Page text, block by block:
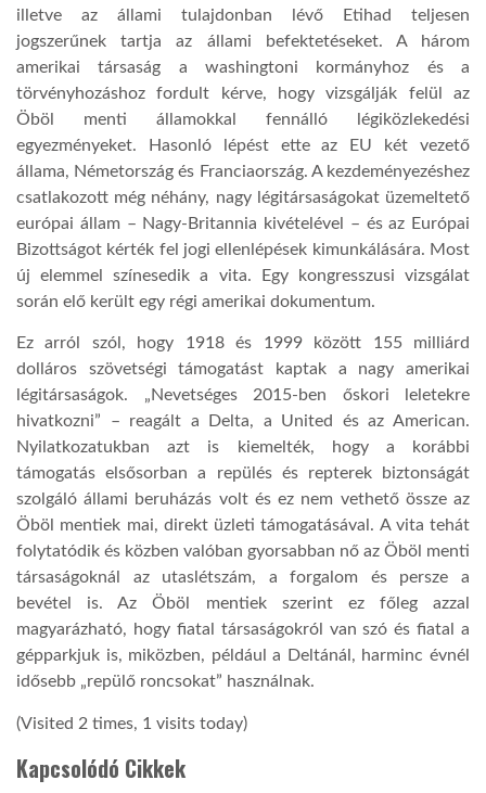
LINKTR.EE
GLOBOZSARU
DOBRAVERO.HU
LATIMO.HU
illetve az állami tulajdonban lévő Etihad teljesen
jogszerűnek tartja az állami befektetéseket. A három
amerikai társaság a washingtoni kormányhoz és a
törvényhozáshoz fordult kérve, hogy vizsgálják felül az
Öböl menti államokkal fennálló légiközlekedési
egyezményeket. Hasonló lépést ette az EU két vezető
állama, Németország és Franciaország. A kezdeményezéshez
csatlakozott még néhány, nagy légitársaságokat üzemeltető
európai állam – Nagy-Britannia kivételével – és az Európai
Bizottságot kérték fel jogi ellenlépések kimunkálására. Most
új elemmel színesedik a vita. Egy kongresszusi vizsgálat
során elő került egy régi amerikai dokumentum.
Ez arról szól, hogy 1918 és 1999 között 155 milliárd
dolláros szövetségi támogatást kaptak a nagy amerikai
légitársaságok. „Nevetséges 2015-ben őskori leletekre
hivatkozni” – reagált a Delta, a United és az American.
Nyilatkozatukban azt is kiemelték, hogy a korábbi
támogatás elsősorban a repülés és repterek biztonságát
szolgáló állami beruházás volt és ez nem vethető össze az
Öböl mentiek mai, direkt üzleti támogatásával. A vita tehát
folytatódik és közben valóban gyorsabban nő az Öböl menti
társaságoknál az utaslétszám, a forgalom és persze a
bevétel is. Az Öböl mentiek szerint ez főleg azzal
magyarázható, hogy fiatal társaságokról van szó és fiatal a
gépparkjuk is, miközben, például a Deltánál, harminc évnél
idősebb „repülő roncsokat” használnak.
(Visited 2 times, 1 visits today)
Kapcsolódó Cikkek